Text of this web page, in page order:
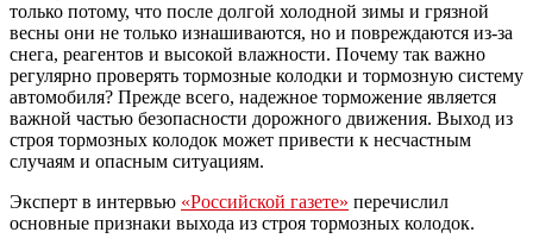
только потому, что после долгой холодной зимы и грязной
весны они не только изнашиваются, но и повреждаются из-за
снега, реагентов и высокой влажности. Почему так важно
регулярно проверять тормозные колодки и тормозную систему
автомобиля? Прежде всего, надежное торможение является
важной частью безопасности дорожного движения. Выход из
строя тормозных колодок может привести к несчастным
случаям и опасным ситуациям.
Эксперт в интервью «Российской газете» перечислил
основные признаки выхода из строя тормозных колодок.